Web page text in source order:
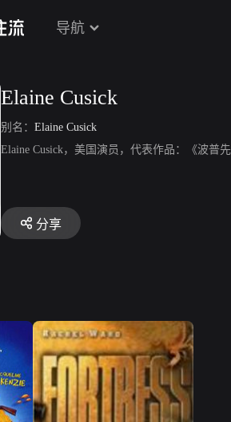
导航
Elaine Cusick
别名： Elaine Cusick
Elaine Cusick，美国演员，代表作品：《波普
分享